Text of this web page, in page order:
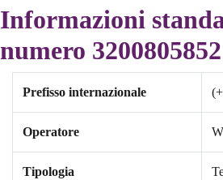
Informazioni
numero 3200805852
Prefisso internazionale
Operatore
Tipologia